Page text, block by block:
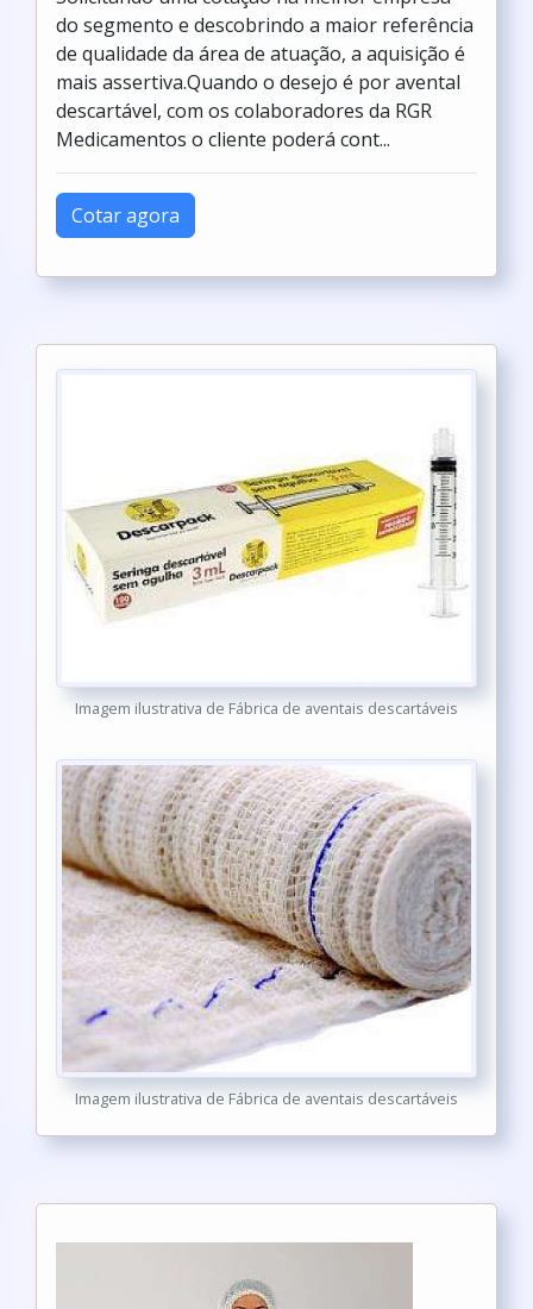
do segmento e descobrindo a maior referência
de qualidade da área de atuação, a aquisição é
mais assertiva.Quando o desejo é por avental
descartável, com os colaboradores da RGR
Medicamentos o cliente poderá cont...
Cotar agora
Imagem ilustrativa de Fábrica de aventais descartáveis
Imagem ilustrativa de Fábrica de aventais descartáveis